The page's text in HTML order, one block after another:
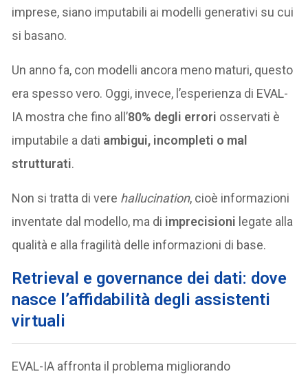
imprese, siano imputabili ai modelli generativi su cui
si basano.
Un anno fa, con modelli ancora meno maturi, questo
era spesso vero. Oggi, invece, l’esperienza di EVAL-
IA mostra che fino all’80% degli errori osservati è
imputabile a dati ambigui, incompleti o mal
strutturati.
Non si tratta di vere hallucination, cioè informazioni
inventate dal modello, ma di imprecisioni legate alla
qualità e alla fragilità delle informazioni di base.
Retrieval e governance dei dati: dove
nasce l’affidabilità degli assistenti
virtuali
EVAL-IA affronta il problema migliorando